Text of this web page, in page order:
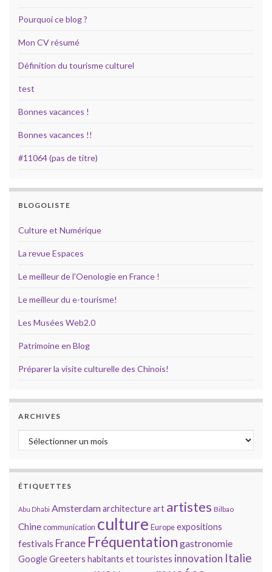
Pourquoi ce blog ?
Mon CV résumé
Définition du tourisme culturel
test
Bonnes vacances !
Bonnes vacances !!
#11064 (pas de titre)
BLOGOLISTE
Culture et Numérique
La revue Espaces
Le meilleur de l'Oenologie en France !
Le meilleur du e-tourisme!
Les Musées Web2.0
Patrimoine en Blog
Préparer la visite culturelle des Chinois!
ARCHIVES
Archives
ÉTIQUETTES
Abu Dhabi Amsterdamarchitectureart artistes Bilbao
Chinecommunication culture Europeexpositions
festivals France Fréquentation gastronomie
GoogleGreeters habitants et touristes innovation Italie